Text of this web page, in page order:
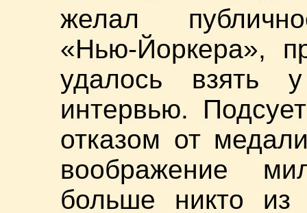
желал
«Нью-Йоркера»,
удалось взять у
интервью.
отказом от
воображение
больше никто